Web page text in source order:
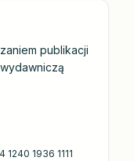
publikacji
1240 1936 1111